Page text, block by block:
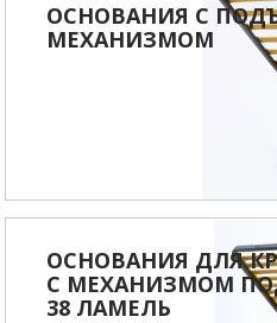
ОСНОВАНИЯ С
МЕХАНИЗМОМ
ОСНОВАНИЯ ДЛЯ
С МЕХАНИЗМОМ
38 ЛАМЕЛЬ